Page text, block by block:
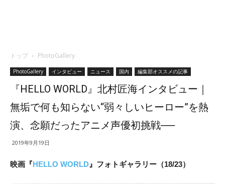
トップ PhotoGallery
PhotoGallery インタビュー ニュース 国内 編集部オススメの記事
『HELLO WORLD』北村匠海インタビュー｜
無垢で何も知らない“弱々しいヒーロー”を熱
演、念願だったアニメ声優初挑戦──
2019年9月19日
映画『HELLO WORLD 』フォトギャラリー（18/23）